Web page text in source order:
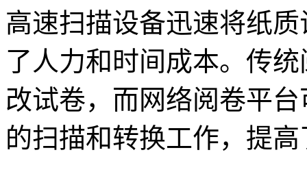
高速扫描设备迅速将纸
了人力和时间成本。传
改试卷，而网络阅卷平
的扫描和转换工作，提